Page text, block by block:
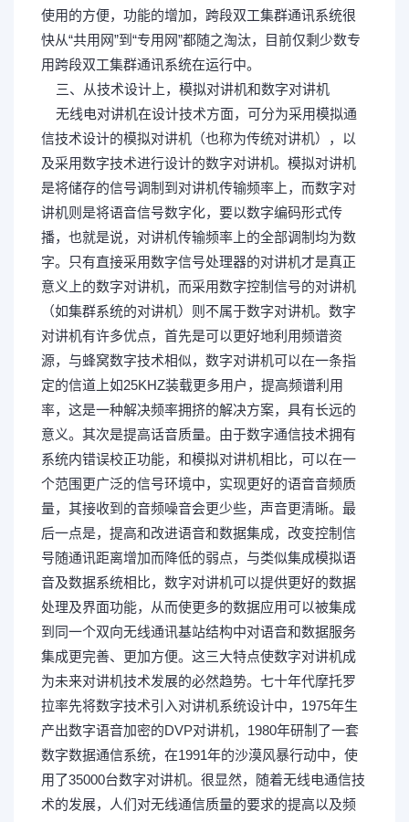
使用的方便，功能的增加，跨段双工集群通讯系统很
快从“共用网”到“专用网”都随之淘汰，目前仅剩少数专
用跨段双工集群通讯系统在运行中。
三、从技术设计上，模拟对讲机和数字对讲机
无线电对讲机在设计技术方面，可分为采用模拟通
信技术设计的模拟对讲机（也称为传统对讲机），以
及采用数字技术进行设计的数字对讲机。模拟对讲机
是将储存的信号调制到对讲机传输频率上，而数字对
讲机则是将语音信号数字化，要以数字编码形式传
播，也就是说，对讲机传输频率上的全部调制均为数
字。只有直接采用数字信号处理器的对讲机才是真正
意义上的数字对讲机，而采用数字控制信号的对讲机
（如集群系统的对讲机）则不属于数字对讲机。数字
对讲机有许多优点，首先是可以更好地利用频谱资
源，与蜂窝数字技术相似，数字对讲机可以在一条指
定的信道上如25KHZ装载更多用户，提高频谱利用
率，这是一种解决频率拥挤的解决方案，具有长远的
意义。其次是提高话音质量。由于数字通信技术拥有
系统内错误校正功能，和模拟对讲机相比，可以在一
个范围更广泛的信号环境中，实现更好的语音音频质
量，其接收到的音频噪音会更少些，声音更清晰。最
后一点是，提高和改进语音和数据集成，改变控制信
号随通讯距离增加而降低的弱点，与类似集成模拟语
音及数据系统相比，数字对讲机可以提供更好的数据
处理及界面功能，从而使更多的数据应用可以被集成
到同一个双向无线通讯基站结构中对语音和数据服务
集成更完善、更加方便。这三大特点使数字对讲机成
为未来对讲机技术发展的必然趋势。七十年代摩托罗
拉率先将数字技术引入对讲机系统设计中，1975年生
产出数字语音加密的DVP对讲机，1980年研制了一套
数字数据通信系统，在1991年的沙漠风暴行动中，使
用了35000台数字对讲机。很显然，随着无线电通信技
术的发展，人们对无线通信质量的要求的提高以及频